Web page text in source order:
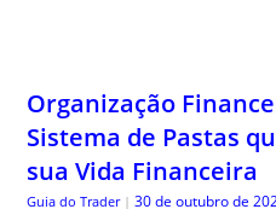
Organiza, ção financeira doméstica
orçamento. Descubra dicas práticas
qualidade.